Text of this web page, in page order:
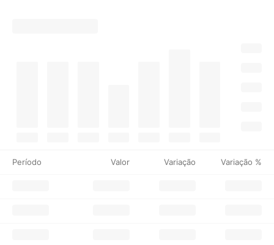
Período Valor Variação Variação %